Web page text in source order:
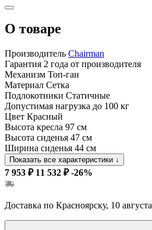
О товаре
Производитель Chairman
Гарантия 2 года от производителя
Механизм Топ-ган
Материал Сетка
Подлокотники Статичные
Допустимая нагрузка до 100 кг
Цвет Красный
Высота кресла 97 см
Высота сиденья 47 см
Ширина сиденья 44 см
Показать все характеристики ↓
7 953 ₽ 11 532 ₽ -26%
Доставка по Красноярску, 10 августа